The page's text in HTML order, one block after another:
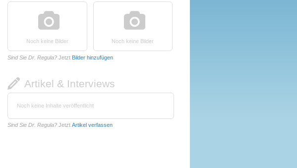
Noch keine Bilder Noch keine Bilder
Sind Sie Dr. Regula? Jetzt Bilder hinzufügen
Artikel & Interviews
Noch keine Inhalte veröffentlicht
Sind Sie Dr. Regula? Jetzt Artikel verfassen